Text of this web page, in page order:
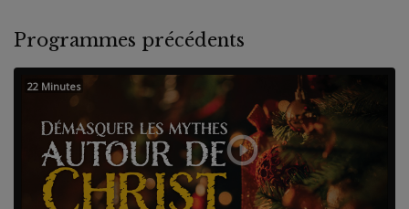
Programmes précédents
22 Minutes